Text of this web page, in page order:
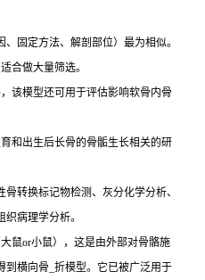
固定方法、解剖部位）最为相似。
合做大量筛选。
该模型还可用于评估影响软骨内骨
和出生后长骨的骨骺生长相关的研
转换标记物检测、灰分化学分析、
病理学分析。
鼠or小鼠），这是由外部对骨骼施
到横向骨_折模型。它已被广泛用于